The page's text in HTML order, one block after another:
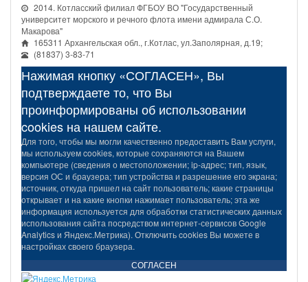
2014. Котласский филиал ФГБОУ ВО "Государственный
университет морского и речного флота имени адмирала С.О.
Макарова"
165311 Архангельская обл., г.Котлас, ул.Заполярная, д.19;
(81837) 3-83-71
Нажимая кнопку «СОГЛАСЕН», Вы
подтверждаете то, что Вы
проинформированы об использовании
cookies на нашем сайте.
Для того, чтобы мы могли качественно предоставить Вам услуги,
мы используем cookies, которые сохраняются на Вашем
компьютере (сведения о местоположении; ip-адрес; тип, язык,
версия ОС и браузера; тип устройства и разрешение его экрана;
источник, откуда пришел на сайт пользователь; какие страницы
открывает и на какие кнопки нажимает пользователь; эта же
информация используется для обработки статистических данных
использования сайта посредством интернет-сервисов Google
Analytics и Яндекс.Метрика). Отключить cookies Вы можете в
настройках своего браузера.
СОГЛАСЕН